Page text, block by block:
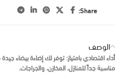
Share:
الوصف
أداء اقتصادي بامتياز:توفر لك إضاءة بيضاء
مناسبة جداً للمنازل، المخازن، والجراجات.